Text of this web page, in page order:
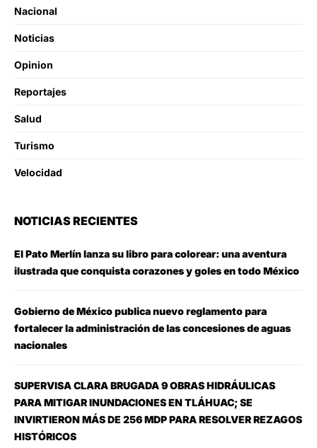
Nacional
Noticias
Opinion
Reportajes
Salud
Turismo
Velocidad
NOTICIAS RECIENTES
El Pato Merlín lanza su libro para colorear: una aventura
ilustrada que conquista corazones y goles en todo México
Gobierno de México publica nuevo reglamento para
fortalecer la administración de las concesiones de aguas
nacionales
SUPERVISA CLARA BRUGADA 9 OBRAS HIDRÁULICAS
PARA MITIGAR INUNDACIONES EN TLÁHUAC; SE
INVIRTIERON MÁS DE 256 MDP PARA RESOLVER REZAGOS
HISTÓRICOS